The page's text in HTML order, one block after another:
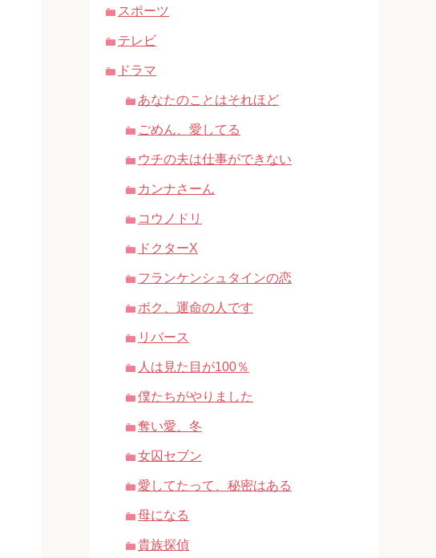
スポーツ
テレビ
ドラマ
あなたのことはそれほど
ごめん、愛してる
ウチの夫は仕事ができない
カンナさーん
コウノドリ
ドクターX
フランケンシュタインの恋
ボク、運命の人です
リバース
人は見た目が100％
僕たちがやりました
奪い愛、冬
女囚セブン
愛してたって、秘密はある
母になる
貴族探偵